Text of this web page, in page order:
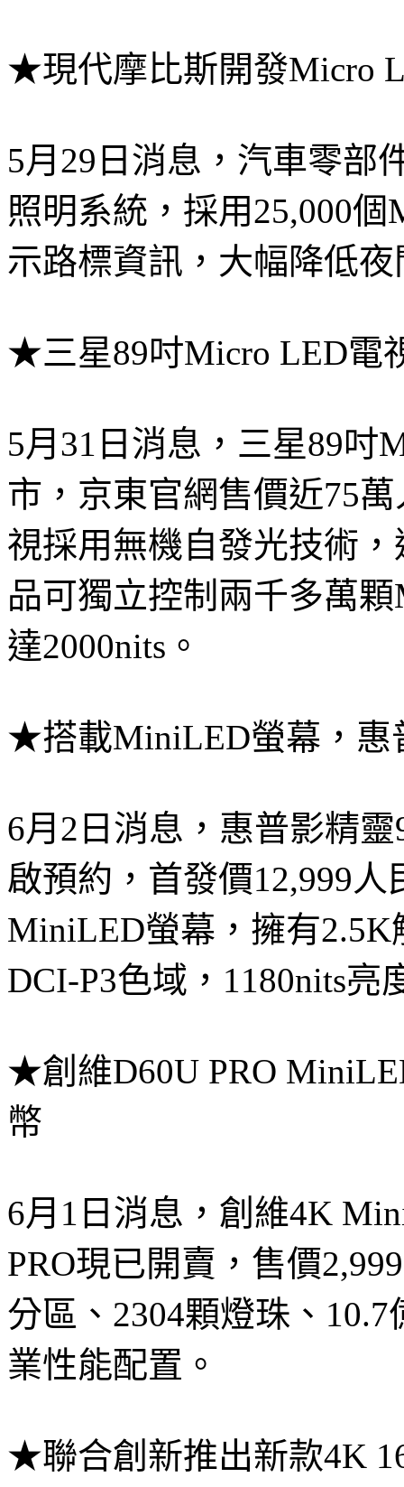
★現代摩比斯開發Micro
5月29日消息，汽車零部
照明系統，採用25,000
示路標資訊，大幅降低
★三星89吋Micro LED電
5月31日消息，三星89吋
市，京東官網售價近75
視採用無機自發光技術
品可獨立控制兩千多萬
達2000nits。
★搭載MiniLED螢幕，惠
6月2日消息，惠普影精
啟預約，首發價12,999
MiniLED螢幕，擁有2.5K
DCI-P3色域，1180nits亮
★創維D60U PRO
幣
6月1日消息，創維4K
PRO現已開賣，售價
分區、2304顆燈珠、
業性能配置。
★聯合創新推出新款4K